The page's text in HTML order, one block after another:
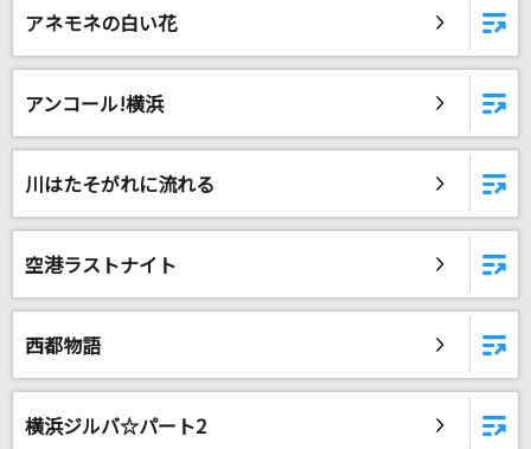
リアルタイムで歌われている曲の一覧
[生音]#情とは
This is LAST
back number
Ginger
ベノム
かいりきベア
おねがいダーリン
アネモネの白い花
アンコール!横浜
川はたそがれに流れる
空港ラストナイト
西都物語
横浜ジルバ☆パート2